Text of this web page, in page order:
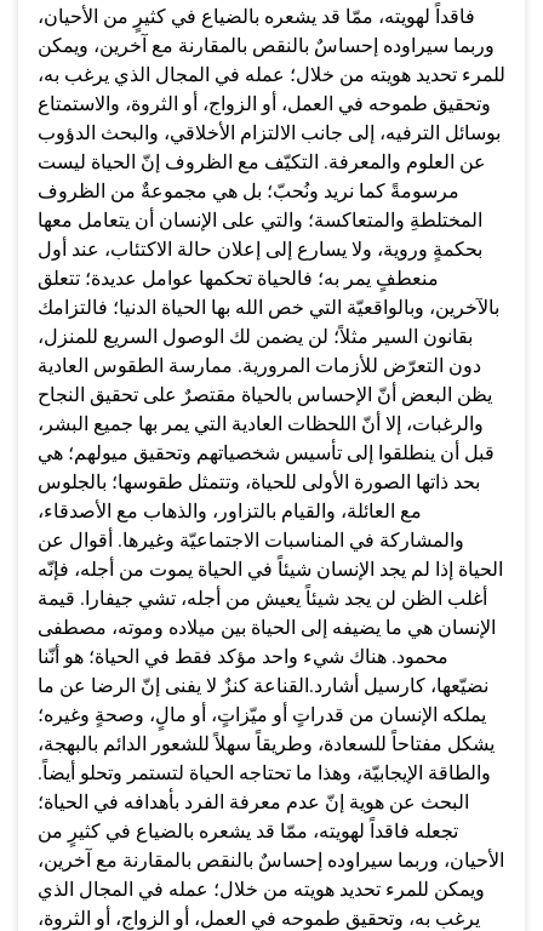
فاقداً لهويته، ممّا قد يشعره بالضياع في كثيرٍ من الأحيان،
وربما سيراوده إحساسٌ بالنقص بالمقارنة مع آخرين، ويمكن
للمرء تحديد هويته من خلال؛ عمله في المجال الذي يرغب به،
وتحقيق طموحه في العمل، أو الزواج، أو الثروة، والاستمتاع
بوسائل الترفيه، إلى جانب الالتزام الأخلاقي، والبحث الدؤوب
عن العلوم والمعرفة. التكيّف مع الظروف إنّ الحياة ليست
مرسومةً كما نريد ونُحبّ؛ بل هي مجموعةٌ من الظروف
المختلطةِ والمتعاكسة؛ والتي على الإنسان أن يتعامل معها
بحكمةٍ وروية، ولا يسارع إلى إعلان حالة الاكتئاب، عند أول
منعطفٍ يمر به؛ فالحياة تحكمها عوامل عديدة؛ تتعلق
بالآخرين، وبالواقعيّة التي خص الله بها الحياة الدنيا؛ فالتزامك
بقانون السير مثلاً؛ لن يضمن لك الوصول السريع للمنزل،
دون التعرّض للأزمات المرورية. ممارسة الطقوس العادية
يظن البعض أنّ الإحساس بالحياة مقتصرٌ على تحقيق النجاح
والرغبات، إلا أنّ اللحظات العادية التي يمر بها جميع البشر،
قبل أن ينطلقوا إلى تأسيس شخصياتهم وتحقيق ميولهم؛ هي
بحد ذاتها الصورة الأولى للحياة، وتتمثل طقوسها؛ بالجلوس
مع العائلة، والقيام بالتزاور، والذهاب مع الأصدقاء،
والمشاركة في المناسبات الاجتماعيّة وغيرها. أقوال عن
الحياة إذا لم يجد الإنسان شيئاً في الحياة يموت من أجله، فإنّه
أغلب الظن لن يجد شيئاً يعيش من أجله، تشي جيفارا. قيمة
الإنسان هي ما يضيفه إلى الحياة بين ميلاده وموته، مصطفى
محمود. هناك شيء واحد مؤكد فقط في الحياة؛ هو أنّنا
نضيّعها، كارسيل أشارد.القناعة كنزٌ لا يفنى إنّ الرضا عن ما
يملكه الإنسان من قدراتٍ أو ميّزاتٍ، أو مالٍ، وصحةٍ وغيره؛
يشكل مفتاحاً للسعادة، وطريقاً سهلاً للشعور الدائم بالبهجة،
والطاقة الإيجابيّة، وهذا ما تحتاجه الحياة لتستمر وتحلو أيضاً.
البحث عن هوية إنّ عدم معرفة الفرد بأهدافه في الحياة؛
تجعله فاقداً لهويته، ممّا قد يشعره بالضياع في كثيرٍ من
الأحيان، وربما سيراوده إحساسٌ بالنقص بالمقارنة مع آخرين،
ويمكن للمرء تحديد هويته من خلال؛ عمله في المجال الذي
يرغب به، وتحقيق طموحه في العمل، أو الزواج، أو الثروة،